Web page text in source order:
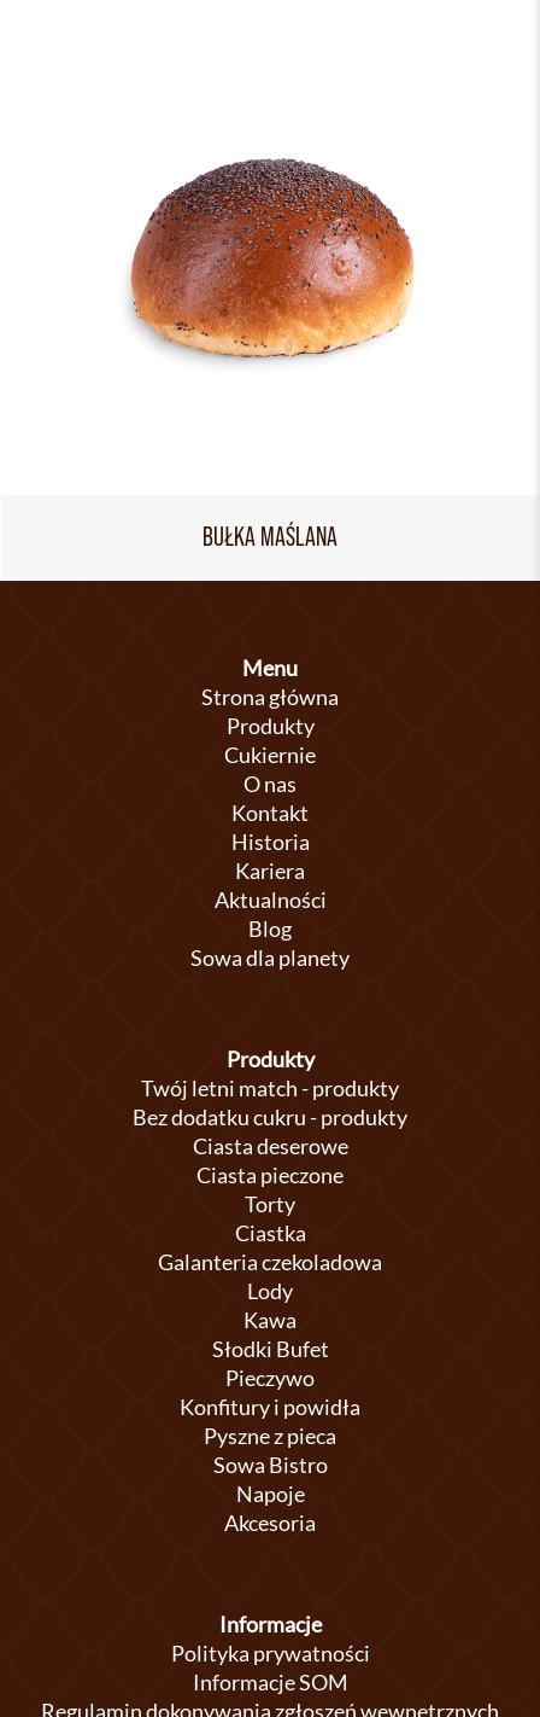
BUŁKA MAŚLANA
Menu
Strona główna
Produkty
Cukiernie
O nas
Kontakt
Historia
Kariera
Aktualności
Blog
Sowa dla planety
Produkty
Twój letni match - produkty
Bez dodatku cukru - produkty
Ciasta deserowe
Ciasta pieczone
Torty
Ciastka
Galanteria czekoladowa
Lody
Kawa
Słodki Bufet
Pieczywo
Konfitury i powidła
Pyszne z pieca
Sowa Bistro
Napoje
Akcesoria
Informacje
Polityka prywatności
Informacje SOM
Regulamin dokonywania zgłoszeń wewnętrznych